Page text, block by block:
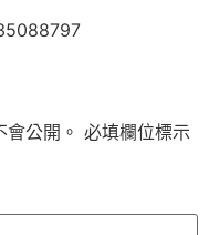
公開。 必填欄位標示